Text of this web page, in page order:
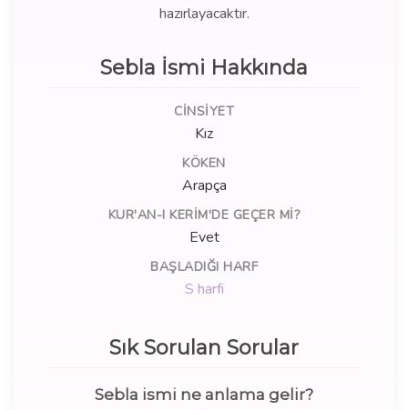
hazırlayacaktır.
Sebla İsmi Hakkında
CINSIYET
Kız
KÖKEN
Arapça
KUR'AN-I KERIM'DE GEÇER MI?
Evet
BAŞLADIĞI HARF
S harfi
Sık Sorulan Sorular
Sebla ismi ne anlama gelir?